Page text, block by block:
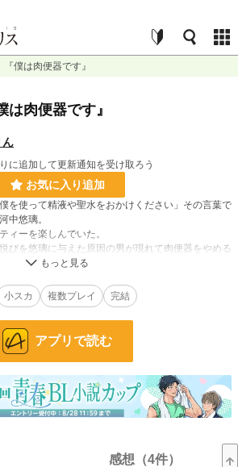
『僕は肉便器です』
は肉便器です』
ん
に追加して更新通知を受け取ろう
お気に入り追加
を使って精液や聖水をおかけください」その言葉で
中悠璃。
ィーを楽しんでいた。
びを悠璃に与えた原因の男が現れて肉便器をやめる
い身体となってしまっている悠璃は、彼の要求を拒
きました。
件
小スカ 複数プレイ 完結
アプリで読む
感想（4件）